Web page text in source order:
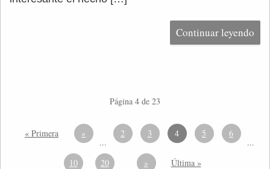
Continuar leyendo
Página 4 de 23
« Primera «
...
2 3 4 5 6
...
10
20 » Última »